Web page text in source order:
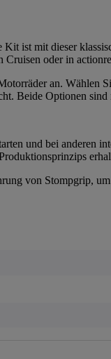
ist mit dieser
oder in
an. Wählen
Beide Optionen
und bei anderen
von Stompgrip,